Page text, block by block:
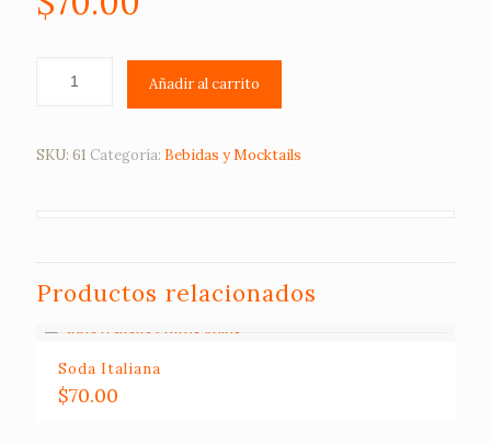
Añadir al carrito
SKU: 61 Categoría: Bebidas y Mocktails
Productos relacionados
Soda Italiana
$70.00